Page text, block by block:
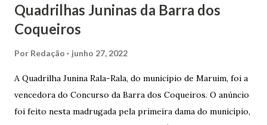
Quadrilhas Juninas da Barra dos
Coqueiros
Por Redação junho 27, 2022
A Quadrilha Junina Rala-Rala, do município de Maruim, foi a
vencedora do Concurso da Barra dos Coqueiros. O anúncio
foi feito nesta madrugada pela primeira dama do município,